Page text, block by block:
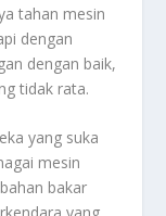
tahan mesin
dengan
dengan baik,
tidak rata.
yang suka
mesin
bakar